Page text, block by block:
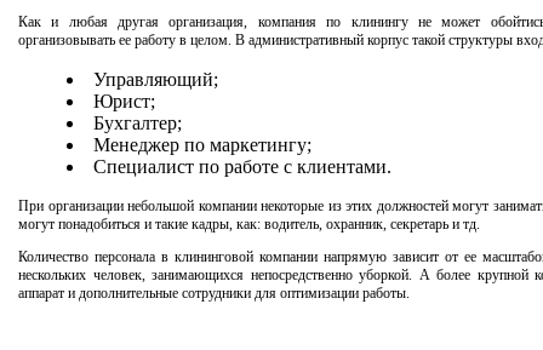
Как и любая другая организация, компания по клинингу не может
организовывать ее работу в целом. В административный корпус такой структуры
Управляющий;
Юрист;
Бухгалтер;
Менеджер по маркетингу;
Специалист по работе с клиентами.
При организации небольшой компании некоторые из этих должностей могут
могут понадобиться и такие кадры, как: водитель, охранник, секретарь и тд.
Количество персонала в клининговой компании напрямую зависит от ее
нескольких человек, занимающихся непосредственно уборкой. А более крупной
аппарат и дополнительные сотрудники для оптимизации работы.